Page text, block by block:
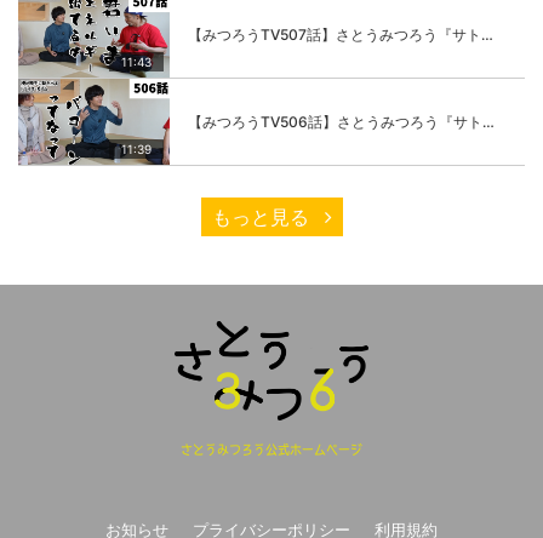
11:43
【みつろうTV507話】さとうみつろう『サトレル男塾』編③「快楽は“自分のカラダの内側”にしかない」
11:39
【みつろうTV506話】さとうみつろう『サトレル男塾』編②「不思議な棒をお尻に…」
もっと見る
さとうみつろう公式ホームページ
お知らせ プライバシーポリシー 利用規約